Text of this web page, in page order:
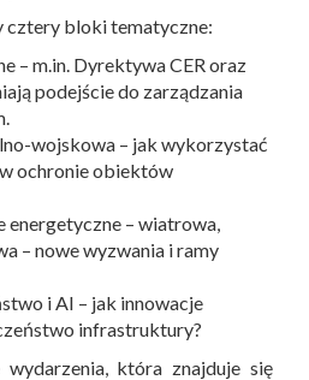
cztery bloki tematyczne:
– m.in. Dyrektywa CER oraz
podejście do zarządzania
wojskowa – jak wykorzystać
ochronie obiektów
energetyczne – wiatrowa,
– nowe wyzwania i ramy
i AI – jak innowacje
infrastruktury?
wydarzenia, która znajduje się